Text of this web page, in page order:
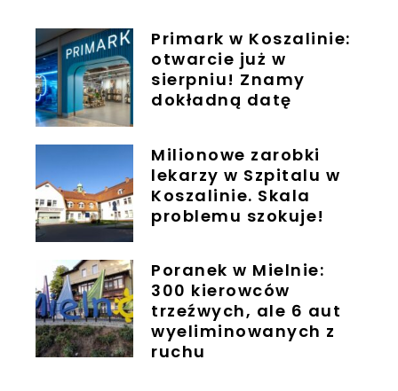
Primark w Koszalinie:
otwarcie już w
sierpniu! Znamy
dokładną datę
Milionowe zarobki
lekarzy w Szpitalu w
Koszalinie. Skala
problemu szokuje!
Poranek w Mielnie:
300 kierowców
trzeźwych, ale 6 aut
wyeliminowanych z
ruchu